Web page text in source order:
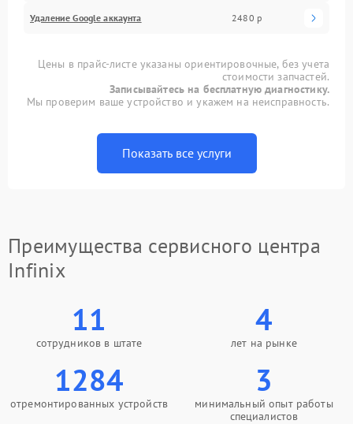
Удаление Google аккаунта 2480 р
Цены в прайс-листе указаны ориентировочные, без учета
стоимости запчастей.
Записывайтесь на бесплатную диагностику.
Мы проверим ваше устройство и укажем на неисправность.
Показать все услуги
Преимущества сервисного центра
Infinix
11
сотрудников в штате
4
лет на рынке
1284
отремонтированных устройств
3
минимальный опыт работы
специалистов